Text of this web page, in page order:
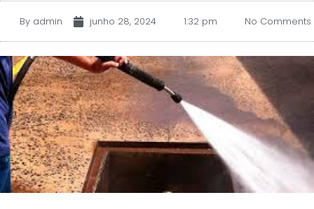
By admin junho 28, 2024 1:32 pm No Comments